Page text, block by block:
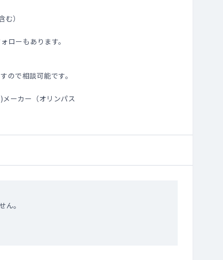
）
ローもあります。
ので相談可能です。
ーカー（オリンパス
。